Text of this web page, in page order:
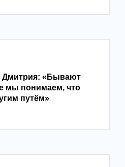
Дмитрия: «Бывают
мы понимаем, что
путём»